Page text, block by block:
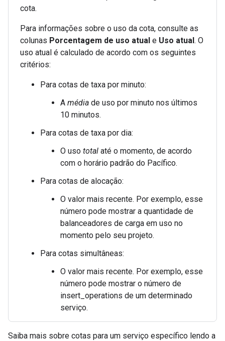
cota.
Para informações sobre o uso da cota, consulte as
colunas Porcentagem de uso atual e Uso atual. O
uso atual é calculado de acordo com os seguintes
critérios:
Para cotas de taxa por minuto:
A média de uso por minuto nos últimos
10 minutos.
Para cotas de taxa por dia:
O uso total até o momento, de acordo
com o horário padrão do Pacífico.
Para cotas de alocação:
O valor mais recente. Por exemplo, esse
número pode mostrar a quantidade de
balanceadores de carga em uso no
momento pelo seu projeto.
Para cotas simultâneas:
O valor mais recente. Por exemplo, esse
número pode mostrar o número de
insert_operations de um determinado
serviço.
Saiba mais sobre cotas para um serviço específico lendo a